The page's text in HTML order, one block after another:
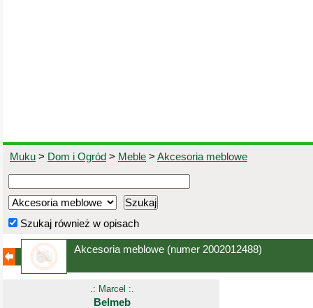
Muku > Dom i Ogród > Meble > Akcesoria meblowe
Szukaj również w opisach
Akcesoria meblowe (numer 2002012488)
.: Marcel :.
Belmeb